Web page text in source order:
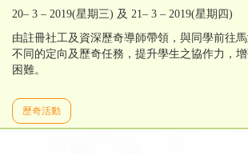
20– 3 – 2019(星期三) 及 21– 3 – 2019(星期四)
由註冊社工及資深歷奇導師帶領，與同學前往
不同的定向及歷奇任務，提升學生之協作力，
困難。
歷奇活動